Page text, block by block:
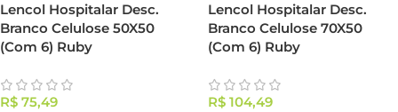
Lencol Hospitalar Desc.
Branco Celulose 50X50
(Com 6) Ruby
R$ 75,49
Lencol Hospitalar Desc.
Branco Celulose 70X50
(Com 6) Ruby
R$ 104,49